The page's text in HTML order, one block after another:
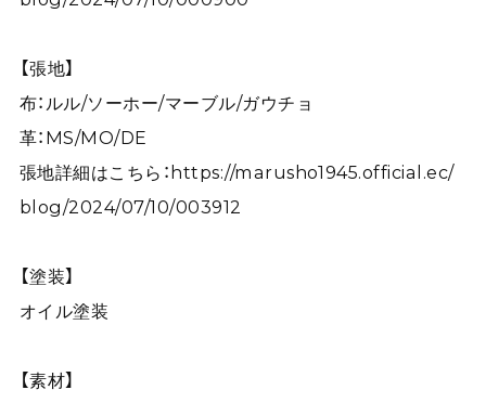
【張地】
布：ルル/ソーホー/マーブル/ガウチョ
革：MS/MO/DE
張地詳細はこちら： https://marusho1945.official.ec/
blog/2024/07/10/003912
【塗装】
オイル塗装
【素材】